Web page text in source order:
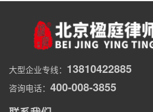
大型企业专线： 13810422885
咨询电话： 400-008-3855